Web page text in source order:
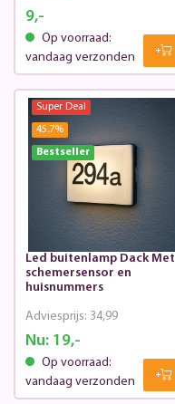
9,-
Op voorraad:
vandaag verzonden
Super Deal
45.7%
Bestseller
Led buitenlamp Dack Met
schemersensor en
huisnummers
Nu:19,-
Adviesprijs: 34,99
Op voorraad:
vandaag verzonden